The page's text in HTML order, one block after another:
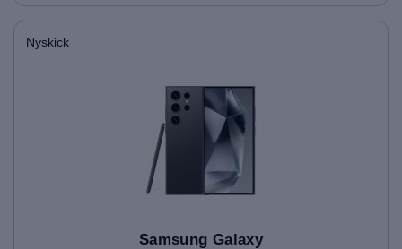
Nyskick
Samsung Galaxy